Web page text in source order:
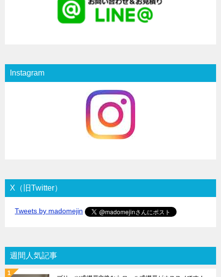
Instagram
X（旧Twitter）
Tweets by madomejin
週間人気記事